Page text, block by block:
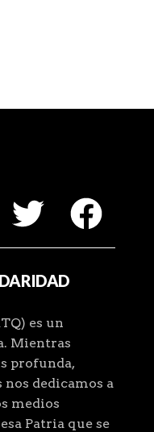
es un
Mientras
profunda,
dedicamos a
medios
Patria que se